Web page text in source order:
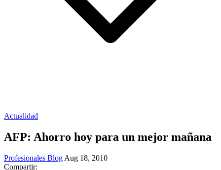
Actualidad
AFP: Ahorro hoy para un mejor mañana
Profesionales Blog Aug 18, 2010
Compartir: